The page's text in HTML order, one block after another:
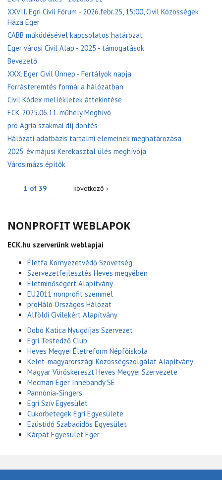
XXVII. Egri Civil Fórum - 2026.febr.25, 15:00, Civil Közösségek
Háza Eger
CABB működésével kapcsolatos határozat
Eger városi Civil Alap - 2025 - támogatások
Bevezető
XXX. Eger Civil Ünnep - Fertályok napja
Forrásteremtés formái a hálózatban
Civil Kódex mellékletek áttekintése
ECK 2025.06.11. műhely Meghívó
pro Agria szakmai díj döntés
Hálózati adatbázis tartalmi elemeinek meghatározása
2025. év májusi Kerekasztal ülés meghívója
Városimázs építők
1 of 39 következő ›
NONPROFIT WEBLAPOK
ECK.hu szerverünk weblapjai
Életfa Környezetvédő Szövetség
Szervezetfejlesztés Heves megyében
Életminőségért Alapítvány
EU2011 nonprofit szemmel
proHáló Országos Hálózat
Alföldi Civilekért Alapítvány
Dobó Katica Nyugdíjas Szervezet
Egri Testedző Club
Heves Megyei Életreform Népfőiskola
Kelet-magyarországi Közösségszolgálat Alapítvány
Magyar Vöröskereszt Heves Megyei Szervezete
Mecman Eger Innebandy SE
Pannónia-Singers
Egri Szív Egyesület
Cukorbetegek Egri Egyesülete
Ezüstidő Szabadidős Egyesület
Kárpát Egyesület Eger